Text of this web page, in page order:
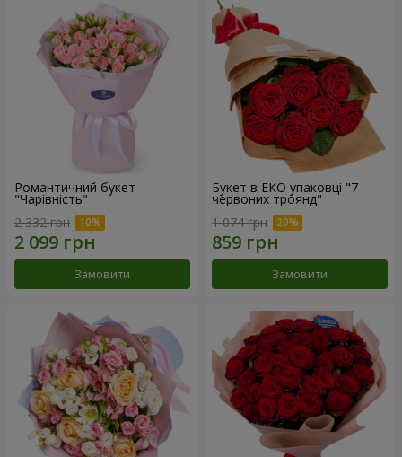
Романтичний букет
"Чарівність"
2 332 грн
Замовити
Букет в ЕКО упаковці "7
червоних троянд"
1 074 грн
Замовити